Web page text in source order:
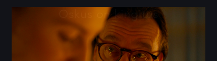
Oskus on kingitus